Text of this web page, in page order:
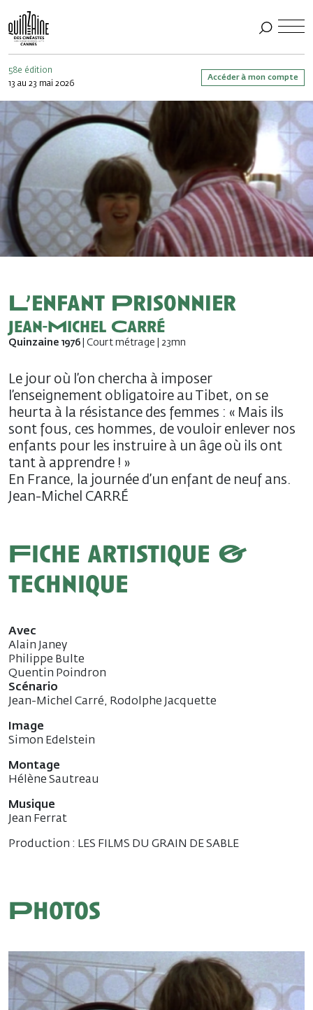
58e édition
13 au 23 mai 2026
Accéder à mon compte
L’enfant Prisonnier
Jean-Michel Carré
Quinzaine 1976 | Court métrage | 23mn
Le jour où l’on chercha à imposer
l’enseignement obligatoire au Tibet, on se
heurta à la résistance des femmes : « Mais ils
sont fous, ces hommes, de vouloir enlever nos
enfants pour les instruire à un âge où ils ont
tant à apprendre ! »
En France, la journée d’un enfant de neuf ans.
Jean-Michel CARRÉ
Fiche artistique &
technique
Avec
Alain Janey
Philippe Bulte
Quentin Poindron
Scénario
Jean-Michel Carré, Rodolphe Jacquette
Image
Simon Edelstein
Montage
Hélène Sautreau
Musique
Jean Ferrat
Production : LES FILMS DU GRAIN DE SABLE
Photos